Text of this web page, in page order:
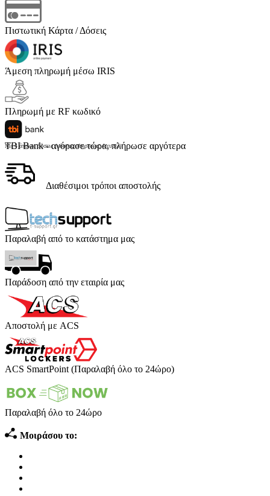
Πιστωτική Κάρτα / Δόσεις
Άμεση πληρωμή μέσω IRIS
Πληρωμή με RF κωδικό
TBI Bank - αγόρασε τώρα, πλήρωσε αργότερα
Με 4 άτοκες δόσεις (κόστος υπηρεσίας 4 ευρώ)
Διαθέσιμοι τρόποι αποστολής
Παραλαβή από το κατάστημα μας
Παράδοση από την εταιρία μας
Αποστολή με ACS
ACS SmartPoint (Παραλαβή όλο το 24ώρο)
Παραλαβή όλο το 24ώρο
Μοιράσου το: